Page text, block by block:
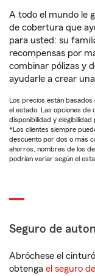
A todo el mundo le
de cobertura que
para usted: su
recompensas por
combinar pólizas y
ayudarle a crear
Los precios están basados
el estado. Las opciones de
disponibilidad y elegibilidad
*Los clientes siempre
descuento por dos o más
ahorros, nombres de los
podrían variar según el
Seguro de
Abróchese el
obtenga el seguro